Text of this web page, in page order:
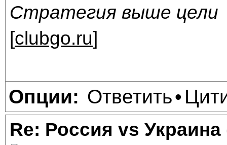
Стратегия выше цели
[clubgo.ru]
Опции: Ответить•
Re: Россия vs